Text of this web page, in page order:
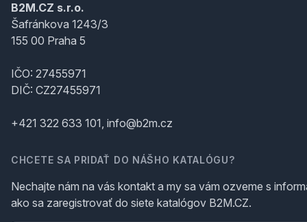
B2M.CZ s.r.o.
Šafránkova 1243/3
155 00 Praha 5
IČO: 27455971
DIČ: CZ27455971
+421 322 633 101, info@b2m.cz
CHCETE SA PRIDAŤ DO NÁŠHO KATALÓGU?
Nechajte nám na vás kontakt a my sa vám ozveme s
ako sa zaregistrovať do siete katalógov B2M.CZ.